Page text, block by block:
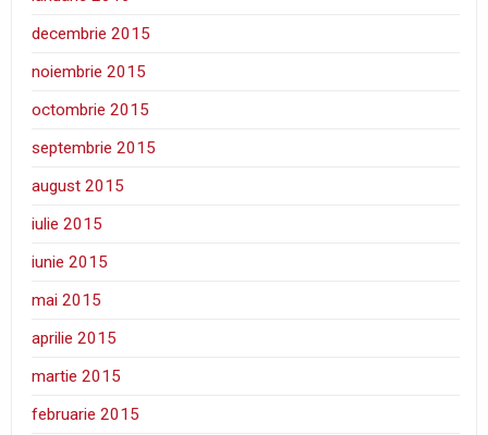
decembrie 2015
noiembrie 2015
octombrie 2015
septembrie 2015
august 2015
iulie 2015
iunie 2015
mai 2015
aprilie 2015
martie 2015
februarie 2015